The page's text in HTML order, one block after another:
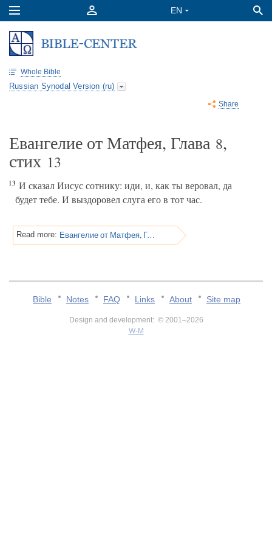
Whole Bible
Russian Synodal Version (ru)
Share
Евангелие от Матфея, Глава 8,
стих 13
13 И сказал Иисус сотнику: иди, и, как ты веровал, да
будет тебе. И выздоровел слуга его в тот час.
Read more: Евангелие от Матфея, Глава 8
Bible Notes FAQ Links About Site map
Design and development: © 2001–2026
W-M